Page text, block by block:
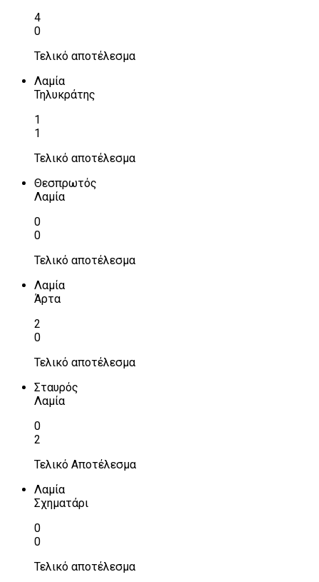
4
0
Τελικό αποτέλεσμα
Λαμία
Τηλυκράτης
1
1
Τελικό αποτέλεσμα
Θεσπρωτός
Λαμία
0
0
Τελικό αποτέλεσμα
Λαμία
Άρτα
2
0
Τελικό αποτέλεσμα
Σταυρός
Λαμία
0
2
Τελικό Αποτέλεσμα
Λαμία
Σχηματάρι
0
0
Τελικό αποτέλεσμα